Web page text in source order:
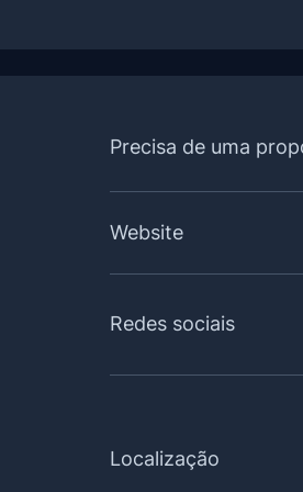
Precisa de uma
Website
Redes sociais
Localização